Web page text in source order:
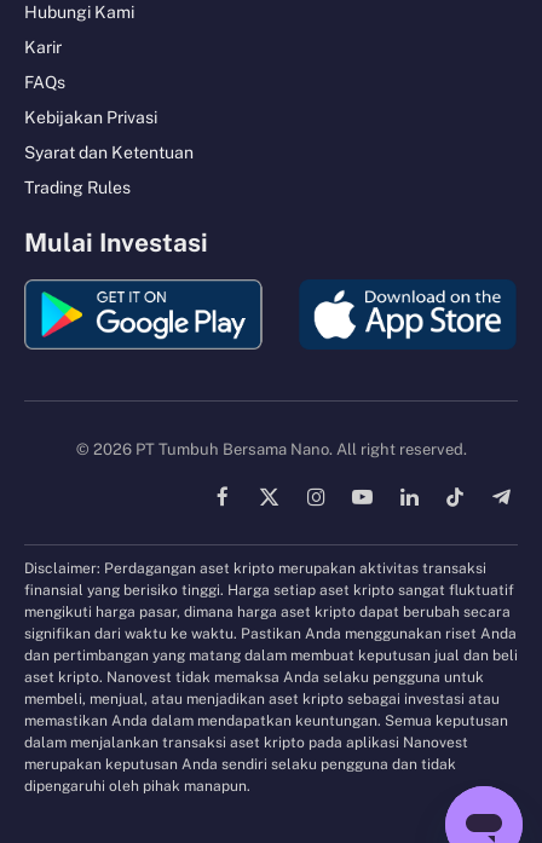
Hubungi Kami
Karir
FAQs
Kebijakan Privasi
Syarat dan Ketentuan
Trading Rules
Mulai Investasi
© 2026 PT Tumbuh Bersama Nano. All right reserved.
Facebook
X
InstagramYouTubeLinkedInTikTok
Disclaimer: Perdagangan aset kripto merupakan aktivitas transaksi
finansial yang berisiko tinggi. Harga setiap aset kripto sangat fluktuatif
mengikuti harga pasar, dimana harga aset kripto dapat berubah secara
signifikan dari waktu ke waktu. Pastikan Anda menggunakan riset Anda
dan pertimbangan yang matang dalam membuat keputusan jual dan beli
aset kripto. Nanovest tidak memaksa Anda selaku pengguna untuk
membeli, menjual, atau menjadikan aset kripto sebagai investasi atau
memastikan Anda dalam mendapatkan keuntungan. Semua keputusan
dalam menjalankan transaksi aset kripto pada aplikasi Nanovest
merupakan keputusan Anda sendiri selaku pengguna dan tidak
dipengaruhi oleh pihak manapun.